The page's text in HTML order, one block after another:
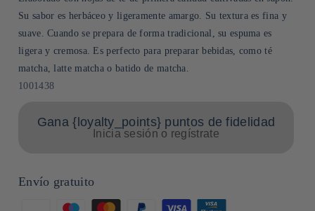
Su sabor es herbáceo y ligeramente amargo. Su textura es fina y
suave. Cuando se prepara de forma tradicional, su espuma es
ligera y cremosa. Es perfecto para preparar bebidas, como té
matcha, latte matcha o batido de matcha.
SKU:
1001438
Gana {loyalty_points} puntos de fidelidad
Inicia sesión o regístrate
Envío gratuito